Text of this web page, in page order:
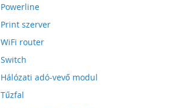
Powerline
Print szerver
WiFi router
Switch
Hálózati adó-vevő modul
Tűzfal